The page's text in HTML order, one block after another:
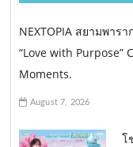
NEXTOPIA สยามพาร
“Love with
Moments.
August 7, 2026
โ